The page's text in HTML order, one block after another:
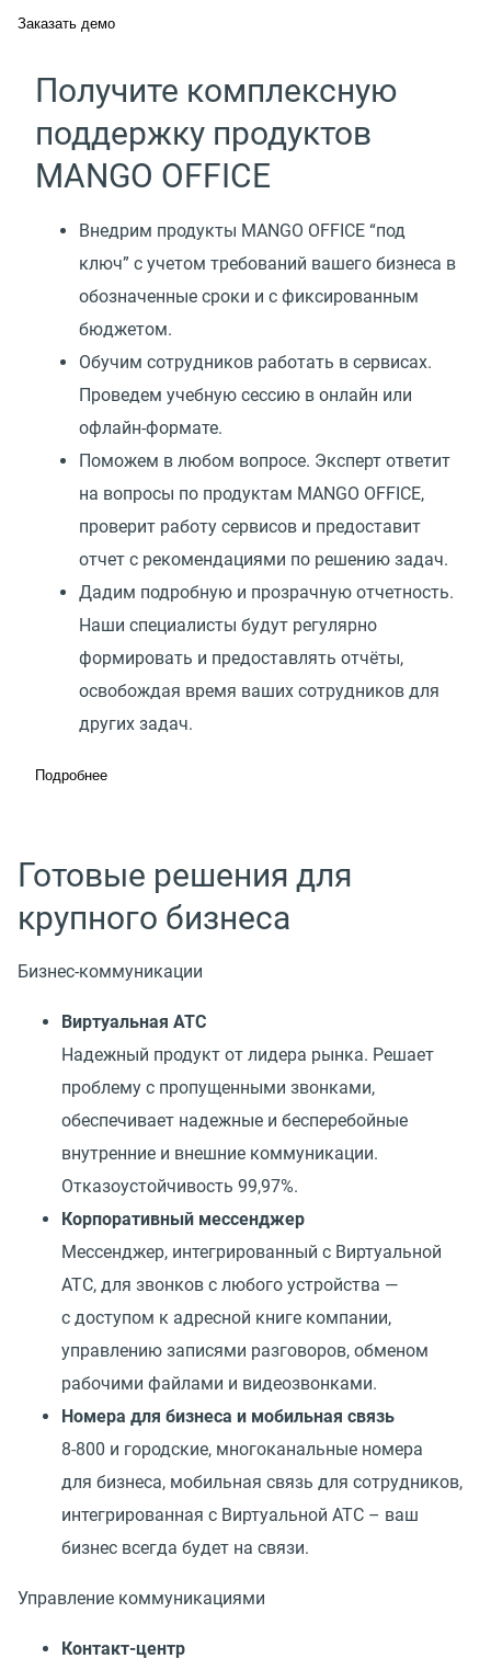
Заказать демо
Получите комплексную
поддержку продуктов
MANGO OFFICE
Внедрим продукты MANGO OFFICE “под
ключ” с учетом требований вашего бизнеса в
обозначенные сроки и с фиксированным
бюджетом.
Обучим сотрудников работать в сервисах.
Проведем учебную сессию в онлайн или
офлайн-формате.
Поможем в любом вопросе. Эксперт ответит
на вопросы по продуктам MANGO OFFICE,
проверит работу сервисов и предоставит
отчет с рекомендациями по решению задач.
Дадим подробную и прозрачную отчетность.
Наши специалисты будут регулярно
формировать и предоставлять отчёты,
освобождая время ваших сотрудников для
других задач.
Подробнее
Готовые решения для
крупного бизнеса
Бизнес-коммуникации
Виртуальная АТС
Надежный продукт от лидера рынка. Решает
проблему с пропущенными звонками,
обеспечивает надежные и бесперебойные
внутренние и внешние коммуникации.
Отказоустойчивость 99,97%.
Корпоративный мессенджер
Мессенджер, интегрированный с Виртуальной
АТС, для звонков с любого устройства —
с доступом к адресной книге компании,
управлению записями разговоров, обменом
рабочими файлами и видеозвонками.
Номера для бизнеса и мобильная связь
8-800 и городские, многоканальные номера
для бизнеса, мобильная связь для сотрудников,
интегрированная с Виртуальной АТС – ваш
бизнес всегда будет на связи.
Управление коммуникациями
Контакт-центр